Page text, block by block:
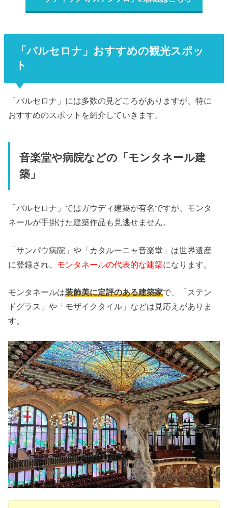
「バルセロナ」おすすめの観光スポッ
ト
「バルセロナ」には多数の見どころがありますが、特に
おすすめのスポットを紹介していきます。
音楽堂や病院などの「モンタネール建
築」
「バルセロナ」ではガウディ建築が有名ですが、モンタ
ネールが手掛けた建築作品も見逃せません。
「サンパウ病院」や「カタルーニャ音楽堂」は世界遺産
に登録され、 モンタネールの代表的な建築になります。
モンタネールは装飾美に定評のある建築家で、「ステン
ドグラス」や「モザイクタイル」などは見応えがありま
す。